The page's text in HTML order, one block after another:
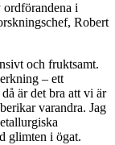
ordförandena i
Robert
och fruktsamt.
– ett
är det bra att vi är
varandra. Jag
glimten i ögat.